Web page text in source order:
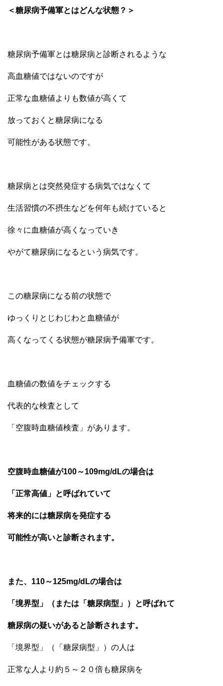
＜糖尿病予備軍とはどんな状態？＞
糖尿病予備軍とは糖尿病と診断されるような
高血糖値ではないのですが
正常な血糖値よりも数値が高くて
放っておくと糖尿病になる
可能性がある状態です。
糖尿病とは突然発症する病気ではなくて
生活習慣の不摂生などを何年も続けていると
徐々に血糖値が高くなっていき
やがて糖尿病になるという病気です。
この糖尿病になる前の状態で
ゆっくりとじわじわと血糖値が
高くなってくる状態が糖尿病予備軍です。
血糖値の数値をチェックする
代表的な検査として
「空腹時血糖値検査」があります。
空腹時血糖値が100～109mg/dLの場合は
「正常高値」と呼ばれていて
将来的には糖尿病を発症する
可能性が高いと診断されます。
また、110～125mg/dLの場合は
「境界型」（または「糖尿病型」）と呼ばれて
糖尿病の疑いがあると診断されます。
「境界型」（「糖尿病型」）の人は
正常な人より約５～２０倍も糖尿病を